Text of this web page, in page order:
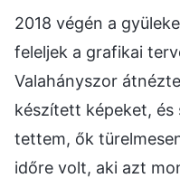
2018 végén a
feleljek a grafikai
Valahányszor
készített képeket, és
tettem, ők
időre volt, aki azt